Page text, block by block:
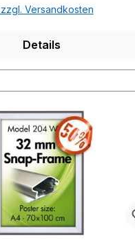
Versandkosten
Details